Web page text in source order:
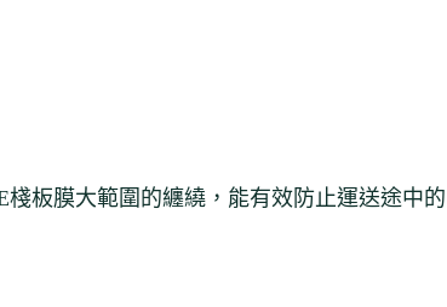
板膜大範圍的纏繞，能有效防止運送途中的